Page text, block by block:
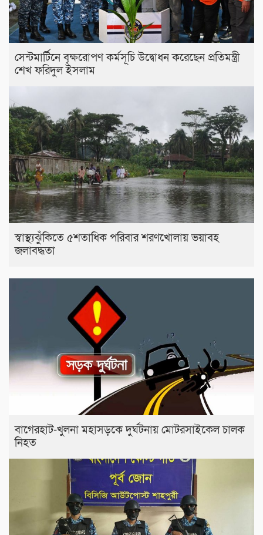
সেন্টমার্টিনে বৃক্ষরোপণ কর্মসূচি উদ্বোধন করেছেন প্রতিমন্ত্রী
শেখ ফরিদুল ইসলাম
স্বাস্থ্যঝুঁকিতে ৫শতাধিক পরিবার শরণখোলায় ভয়াবহ
জলাবদ্ধতা
বাগেরহাট-খুলনা মহাসড়কে ‌দুর্ঘটনায় মোটরসাইকেল চালক
নিহত